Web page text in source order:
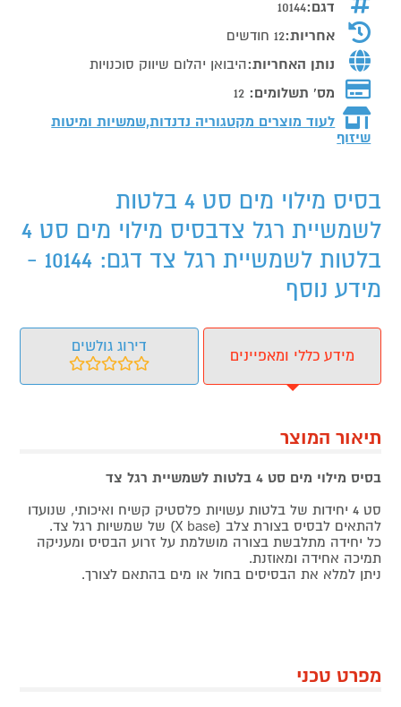
דגם:10144
אחריות:12 חודשים
נותן האחריות:היבואן יהלום שיווק סוכנויות
מס' תשלומים: 12
לעוד מוצרים מקטגוריה נדנדות,שמשיות ומיטות
שיזוף
בסיס מילוי מים סט 4 בלטות
לשמשיית רגל צדבסיס מילוי מים סט 4
בלטות לשמשיית רגל צד דגם: 10144 -
מידע נוסף
מידע כללי ומאפיינים
דירוג גולשים
תיאור המוצר
בסיס מילוי מים סט 4 בלטות לשמשיית רגל צד
סט 4 יחידות של בלטות עשויות פלסטיק קשיח ואיכותי, שנועדו
להתאים לבסיס בצורת צלב (X base) של שמשיות רגל צד.
כל יחידה מתלבשת בצורה מושלמת על זרוע הבסיס ומעניקה
תמיכה אחידה ומאוזנת.
ניתן למלא את הבסיסים בחול או מים בהתאם לצורך.
מפרט טכני